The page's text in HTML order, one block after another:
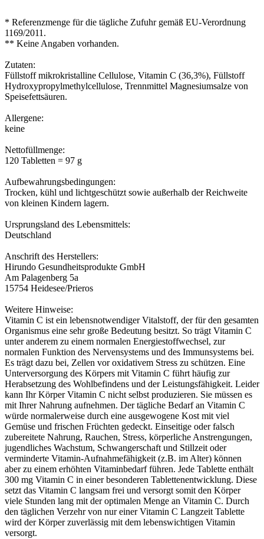
* Referenzmenge für die tägliche Zufuhr gemäß EU-Verordnung
1169/2011.
** Keine Angaben vorhanden.
Zutaten:
Füllstoff mikrokristalline Cellulose, Vitamin C (36,3%), Füllstoff
Hydroxypropylmethylcellulose, Trennmittel Magnesiumsalze von
Speisefettsäuren.
Allergene:
keine
Nettofüllmenge:
120 Tabletten = 97 g
Aufbewahrungsbedingungen:
Trocken, kühl und lichtgeschützt sowie außerhalb der Reichweite
von kleinen Kindern lagern.
Ursprungsland des Lebensmittels:
Deutschland
Anschrift des Herstellers:
Hirundo Gesundheitsprodukte GmbH
Am Palagenberg 5a
15754 Heidesee/Prieros
Weitere Hinweise:
Vitamin C ist ein lebensnotwendiger Vitalstoff, der für den gesamten
Organismus eine sehr große Bedeutung besitzt. So trägt Vitamin C
unter anderem zu einem normalen Energiestoffwechsel, zur
normalen Funktion des Nervensystems und des Immunsystems bei.
Es trägt dazu bei, Zellen vor oxidativem Stress zu schützen. Eine
Unterversorgung des Körpers mit Vitamin C führt häufig zur
Herabsetzung des Wohlbefindens und der Leistungsfähigkeit. Leider
kann Ihr Körper Vitamin C nicht selbst produzieren. Sie müssen es
mit Ihrer Nahrung aufnehmen. Der tägliche Bedarf an Vitamin C
würde normalerweise durch eine ausgewogene Kost mit viel
Gemüse und frischen Früchten gedeckt. Einseitige oder falsch
zubereitete Nahrung, Rauchen, Stress, körperliche Anstrengungen,
jugendliches Wachstum, Schwangerschaft und Stillzeit oder
verminderte Vitamin-Aufnahmefähigkeit (z.B. im Alter) können
aber zu einem erhöhten Vitaminbedarf führen. Jede Tablette enthält
300 mg Vitamin C in einer besonderen Tablettenentwicklung. Diese
setzt das Vitamin C langsam frei und versorgt somit den Körper
viele Stunden lang mit der optimalen Menge an Vitamin C. Durch
den täglichen Verzehr von nur einer Vitamin C Langzeit Tablette
wird der Körper zuverlässig mit dem lebenswichtigen Vitamin
versorgt.